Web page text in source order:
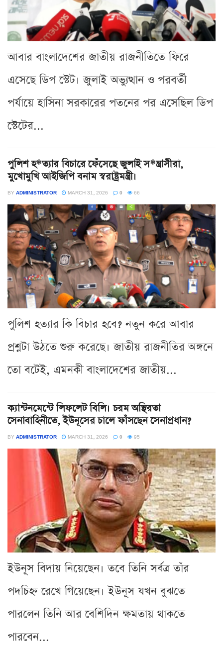
আবার বাংলাদেশের জাতীয় রাজনীতিতে ফিরে
এসেছে ডিপ স্টেট। জুলাই অভ্যুত্থান ও পরবর্তী
পর্যায়ে হাসিনা সরকারের পতনের পর এসেছিল ডিপ
স্টেটের...
পুলিশ হ*ত্যার বিচারে ফেঁসেছে জুলাই স*ন্ত্রাসীরা,
মুখোমুখি আইজিপি বনাম স্বরাষ্ট্রমন্ত্রী।
BY ADMINISTRATOR MARCH 31, 2026 0 66
পুলিশ হত্যার কি বিচার হবে? নতুন করে আবার
প্রশ্নটা উঠতে শুরু করেছে। জাতীয় রাজনীতির অঙ্গনে
তো বটেই, এমনকী বাংলাদেশের জাতীয়...
ক্যান্টনমেন্টে লিফলেট বিলি। চরম অস্থিরতা
সেনাবাহিনীতে, ইউনূসের চালে ফাঁসছেন সেনাপ্রধান?
BY ADMINISTRATOR MARCH 31, 2026 0 95
ইউনূস বিদায় নিয়েছেন। তবে তিনি সর্বত্র তাঁর
পদচিহ্ন রেখে গিয়েছেন। ইউনূস যখন বুঝতে
পারলেন তিনি আর বেশিদিন ক্ষমতায় থাকতে
পারবেন...